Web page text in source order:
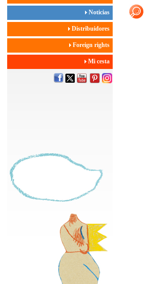
Noticias
Distribuidores
Foreign rights
Mi cesta